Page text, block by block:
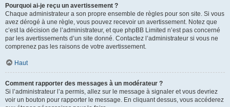
Pourquoi ai-je reçu un avertissement ?
Chaque administrateur a son propre ensemble de règles pour son site. Si vous
avez dérogé à une règle, vous pouvez recevoir un avertissement. Notez que
c’est la décision de l’administrateur, et que phpBB Limited n’est pas concerné
par les avertissements d’un site donné. Contactez l’administrateur si vous ne
comprenez pas les raisons de votre avertissement.
Haut
Comment rapporter des messages à un modérateur ?
Si l’administrateur l’a permis, allez sur le message à signaler et vous devriez
voir un bouton pour rapporter le message. En cliquant dessus, vous accéderez